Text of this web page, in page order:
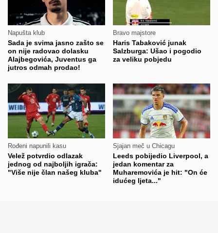
Napušta klub
Sada je svima jasno zašto se
on nije radovao dolasku
Alajbegovića, Juventus ga
jutros odmah prodao!
Bravo majstore
Haris Tabaković junak
Salzburga: Ušao i pogodio
za veliku pobjedu
Rođeni napunili kasu
Velež potvrdio odlazak
jednog od najboljih igrača:
"Više nije član našeg kluba"
Sjajan meč u Chicagu
Leeds pobijedio Liverpool, a
jedan komentar za
Muharemovića je hit: "On će
idućeg ljeta..."